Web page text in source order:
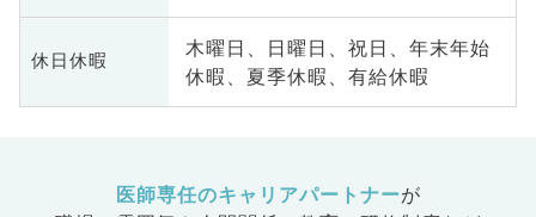
休日休暇
木曜日、日曜日、祝日、年末年始
休暇、夏季休暇、有給休暇
医師専任のキャリアパートナーが